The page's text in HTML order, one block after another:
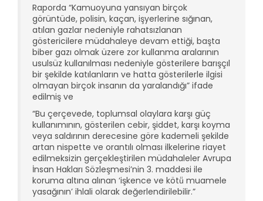
Raporda “Kamuoyuna yansıyan birçok
görüntüde, polisin, kaçan, işyerlerine sığınan,
atılan gazlar nedeniyle rahatsızlanan
göstericilere müdahaleye devam ettiği, başta
biber gazı olmak üzere zor kullanma aralarının
usulsüz kullanılması nedeniyle gösterilere barışçıl
bir şekilde katılanların ve hatta gösterilerle ilgisi
olmayan birçok insanın da yaralandığı” ifade
edilmiş ve
“Bu çerçevede, toplumsal olaylara karşı güç
kullanımının, gösterilen cebir, şiddet, karşı koyma
veya saldırının derecesine göre kademeli şekilde
artan nispette ve orantılı olması ilkelerine riayet
edilmeksizin gerçekleştirilen müdahaleler Avrupa
İnsan Hakları Sözleşmesi’nin 3. maddesi ile
koruma altına alınan ‘işkence ve kötü̈ muamele
yasağının’ ihlali olarak değerlendirilebilir.”